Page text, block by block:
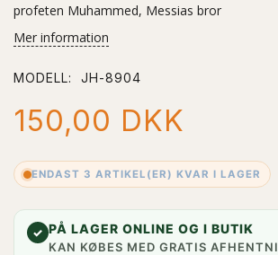
profeten Muhammed, Messias bror
Mer information
MODELL: JH-8904
150,00 DKK
ENDAST 3 ARTIKEL(ER) KVAR I LAGER
✓ PÅ LAGER ONLINE OG I BUTIK
KAN KØBES MED GRATIS